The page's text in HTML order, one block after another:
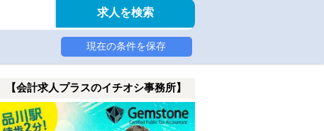
求人を検索
現在の条件を保存
【会計求人プラスのイチオシ事務所】